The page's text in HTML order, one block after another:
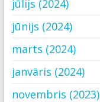
jūlijs (2024)
jūnijs (2024)
marts (2024)
janvāris (2024)
novembris (2023)